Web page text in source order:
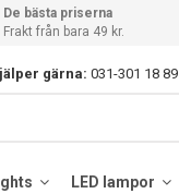
De bästa priserna
Frakt från bara 49 kr.
gärna: 031-301 18 89
LED lampor